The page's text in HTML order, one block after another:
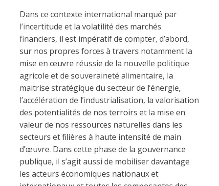
Dans ce contexte international marqué par
l’incertitude et la volatilité des marchés
financiers, il est impératif de compter, d’abord,
sur nos propres forces à travers notamment la
mise en œuvre réussie de la nouvelle politique
agricole et de souveraineté alimentaire, la
maitrise stratégique du secteur de l’énergie,
l’accélération de l’industrialisation, la valorisation
des potentialités de nos terroirs et la mise en
valeur de nos ressources naturelles dans les
secteurs et filières à haute intensité de main
d’œuvre. Dans cette phase de la gouvernance
publique, il s’agit aussi de mobiliser davantage
les acteurs économiques nationaux et